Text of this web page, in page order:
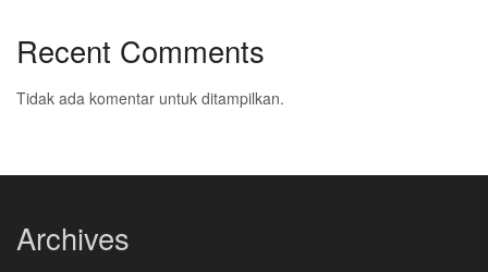
Recent Comments
Tidak ada komentar untuk ditampilkan.
Archives